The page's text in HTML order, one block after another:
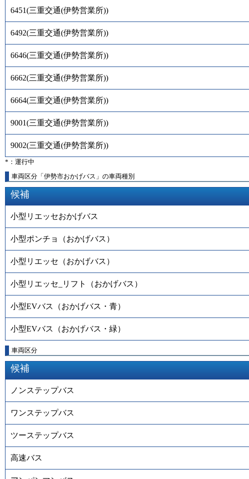
6451(三重交通(伊勢営業所))
6492(三重交通(伊勢営業所))
6646(三重交通(伊勢営業所))
6662(三重交通(伊勢営業所))
6664(三重交通(伊勢営業所))
9001(三重交通(伊勢営業所))
9002(三重交通(伊勢営業所))
*：運行中
車両区分「伊勢市おかげバス」の車両種別
候補
小型リエッセおかげバス
小型ポンチョ（おかげバス）
小型リエッセ（おかげバス）
小型リエッセ_リフト（おかげバス）
小型EVバス（おかげバス・青）
小型EVバス（おかげバス・緑）
車両区分
候補
ノンステップバス
ワンステップバス
ツーステップバス
高速バス